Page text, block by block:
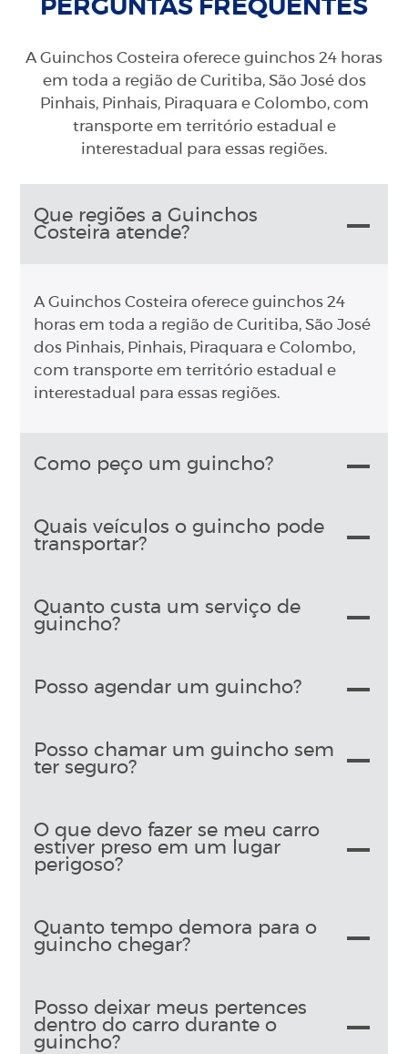
PERGUNTAS FREQUENTES
A Guinchos Costeira oferece guinchos 24 horas
em toda a região de Curitiba, São José dos
Pinhais, Pinhais, Piraquara e Colombo, com
transporte em território estadual e
interestadual para essas regiões.
Que regiões a Guinchos
Costeira atende?
A Guinchos Costeira oferece guinchos 24
horas em toda a região de Curitiba, São José
dos Pinhais, Pinhais, Piraquara e Colombo,
com transporte em território estadual e
interestadual para essas regiões.
Como peço um guincho?
Quais veículos o guincho pode
transportar?
Quanto custa um serviço de
guincho?
Posso agendar um guincho?
Posso chamar um guincho sem
ter seguro?
O que devo fazer se meu carro
estiver preso em um lugar
perigoso?
Quanto tempo demora para o
guincho chegar?
Posso deixar meus pertences
dentro do carro durante o
guincho?